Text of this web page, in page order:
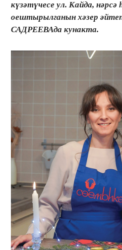
күзәтүчесе ул. Кайда, нәрсә
оештырылганын хәзер
САДРЕЕВАда кунакта.